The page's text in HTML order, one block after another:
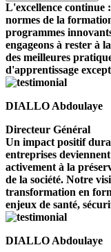
L'excellence continue
normes de la
programmes
engageons à rester à
des meilleures
d'apprentissage
DIALLO Abdoulaye
Directeur Général
Un impact positif
entreprises
activement à la
de la société. Notre
transformation en
enjeux de santé,
DIALLO Abdoulaye